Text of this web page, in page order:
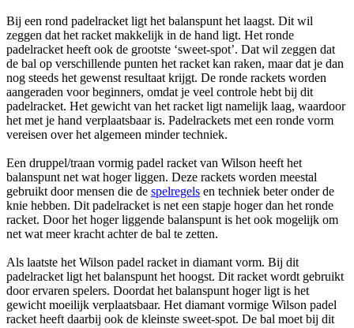
Bij een rond padelracket ligt het balanspunt het laagst. Dit wil
zeggen dat het racket makkelijk in de hand ligt. Het ronde
padelracket heeft ook de grootste ‘sweet-spot’. Dat wil zeggen dat
de bal op verschillende punten het racket kan raken, maar dat je dan
nog steeds het gewenst resultaat krijgt. De ronde rackets worden
aangeraden voor beginners, omdat je veel controle hebt bij dit
padelracket. Het gewicht van het racket ligt namelijk laag, waardoor
het met je hand verplaatsbaar is. Padelrackets met een ronde vorm
vereisen over het algemeen minder techniek.
Een druppel/traan vormig padel racket van Wilson heeft het
balanspunt net wat hoger liggen. Deze rackets worden meestal
gebruikt door mensen die de spelregels en techniek beter onder de
knie hebben. Dit padelracket is net een stapje hoger dan het ronde
racket. Door het hoger liggende balanspunt is het ook mogelijk om
net wat meer kracht achter de bal te zetten.
Als laatste het Wilson padel racket in diamant vorm. Bij dit
padelracket ligt het balanspunt het hoogst. Dit racket wordt gebruikt
door ervaren spelers. Doordat het balanspunt hoger ligt is het
gewicht moeilijk verplaatsbaar. Het diamant vormige Wilson padel
racket heeft daarbij ook de kleinste sweet-spot. De bal moet bij dit